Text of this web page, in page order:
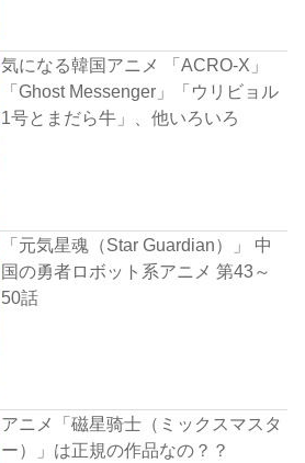
気になる韓国アニメ 「ACRO-X」
「Ghost Messenger」「ウリビョル
1号とまだら牛」、他いろいろ
「元気星魂（Star Guardian）」 中
国の勇者ロボット系アニメ 第43～
50話
アニメ「磁星骑士（ミックスマスタ
ー）」は正規の作品なの？？